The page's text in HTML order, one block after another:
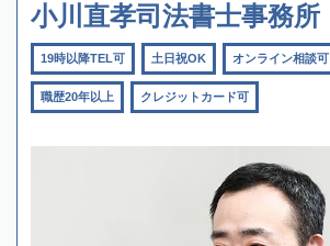
小川直孝司法書士事務所
19時以降TEL可 土日祝OK オンライン相談可
職歴20年以上 クレジットカード可